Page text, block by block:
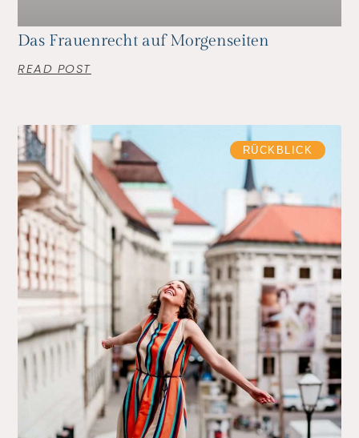
Das Frauenrecht auf Morgenseiten
READ POST
RÜCKBLICK